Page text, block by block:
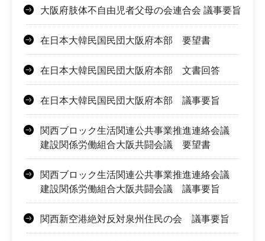
大阪府肢体不自由児者父母の会連合会 議事要旨
在日本大韓民国民団大阪府本部 要望書
在日本大韓民国民団大阪府本部 文書回答
在日本大韓民国民団大阪府本部 議事要旨
関西ブロック生活関連公共事業推進連絡会議
建設関係労働組合大阪共闘会議 要望書
関西ブロック生活関連公共事業推進連絡会議
建設関係労働組合大阪共闘会議 議事要旨
関西新空港絶対反対泉州住民の会 議事要旨